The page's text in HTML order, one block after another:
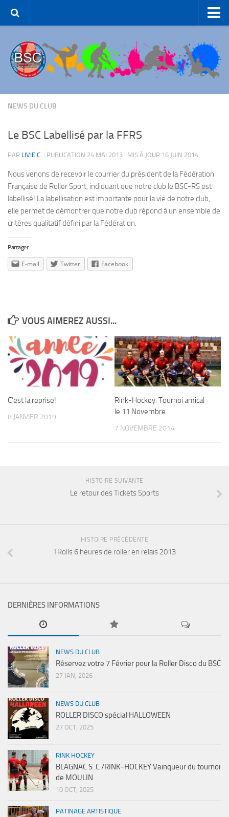
Le Club
Patinage Artistique
Roller-Hockey
Patinage de Loisirs
ROLLER-DANCE
Nous Contacter
Liens et partenaires
NEWS DU CLUB
Le BSC Labellisé par la FFRS
PAR LIVIE C. · PUBLICATION 24 MAI 2013 · MIS À JOUR 16 JUIN 2014
Nous venons de recevoir le courrier du président de la Fédération
Française de Roller Sport, indiquant que notre club le BSC-RS est
labellisé! La labellisation est importante pour la vie de notre club,
elle permet de démontrer que notre club répond à un ensemble de
critères qualitatif défini par la Fédération.
Partager :
E-mail Twitter Facebook
VOUS AIMEREZ AUSSI...
C’est la reprise!
8 JANVIER 2019
Rink-Hockey: Tournoi amical
le 11 Novembre
7 NOVEMBRE 2014
HISTOIRE SUIVANTE
Le retour des Tickets Sports
HISTOIRE PRÉCÉDENTE
TRolls 6 heures de roller en relais 2013
DERNIÈRES INFORMATIONS
NEWS DU CLUB
Réservez votre 7 Février pour la Roller Disco du BSC
27 JAN, 2026
NEWS DU CLUB
ROLLER DISCO spécial HALLOWEEN
27 OCT, 2025
RINK HOCKEY
BLAGNAC S .C /RINK-HOCKEY Vainqueur du tournoi
de MOULIN
10 OCT, 2025
PATINAGE ARTISTIQUE